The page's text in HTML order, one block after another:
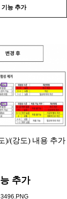
기능 추가
)/(강도) 내용 추가
추가